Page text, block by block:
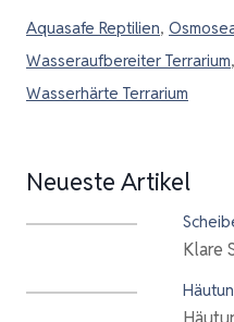
Aquasafe Reptilien,
Wasseraufbereiter Terrarium,
Wasserhärte Terrarium
Neueste Artikel
Klare